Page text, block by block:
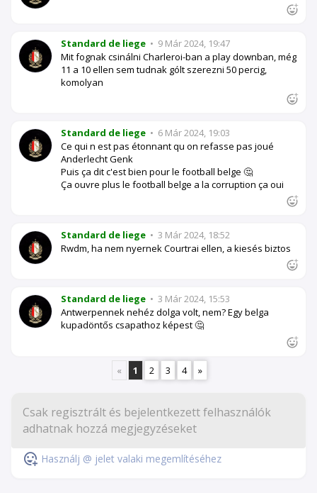
Standard de liege • 9 Már 2024, 19:47
Mit fognak csinálni Charleroi-ban a play downban, még
11 a 10 ellen sem tudnak gólt szerezni 50 percig,
komolyan
Standard de liege • 6 Már 2024, 19:03
Ce qui n est pas étonnant qu on refasse pas joué
Anderlecht Genk
Puis ça dit c'est bien pour le football belge 🤔
Ça ouvre plus le football belge a la corruption ça oui
Standard de liege • 3 Már 2024, 18:52
Rwdm, ha nem nyernek Courtrai ellen, a kiesés biztos
Standard de liege • 3 Már 2024, 15:53
Antwerpennek nehéz dolga volt, nem? Egy belga
kupadöntős csapathoz képest 🤔
« 1 2 3 4 »
Használj @ jelet valaki megemlítéséhez